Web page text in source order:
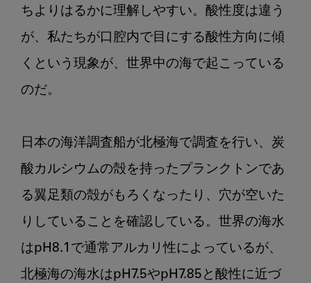
ちよりはるかに理解しやすい。酸性度は違う
が、私たちが口腔内で目にする酸性方向に傾
くという現象が、世界中の海で起こっている
のだ。
日本の海洋調査船が北極海で調査を行い、炭
酸カルシウムの殻を持ったプランクトンであ
る翼足類の殻がもろくなったり、穴が空いた
りしていることを確認している。世界の海水
はpH8.1で通常アルカリ性によっているが、
北極海の海水はpH7.5やpH7.85と酸性に近づ